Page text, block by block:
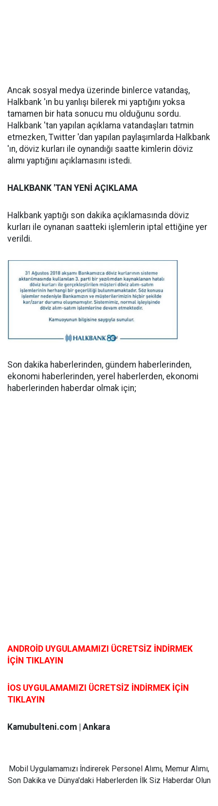
Ancak sosyal medya üzerinde binlerce vatandaş,
Halkbank 'ın bu yanlışı bilerek mi yaptığını yoksa
tamamen bir hata sonucu mu olduğunu sordu.
Halkbank 'tan yapılan açıklama vatandaşları tatmin
etmezken, Twitter 'dan yapılan paylaşımlarda Halkbank
'ın, döviz kurları ile oynandığı saatte kimlerin döviz
alımı yaptığını açıklamasını istedi.
HALKBANK 'TAN YENİ AÇIKLAMA
Halkbank yaptığı son dakika açıklamasında döviz
kurları ile oynanan saatteki işlemlerin iptal ettiğine yer
verildi.
Son dakika haberlerinden, gündem haberlerinden,
ekonomi haberlerinden, yerel haberlerden, ekonomi
haberlerinden haberdar olmak için;
ANDROİD UYGULAMAMIZI ÜCRETSİZ İNDİRMEK
İÇİN TIKLAYIN
İOS UYGULAMAMIZI ÜCRETSİZ İNDİRMEK İÇİN
TIKLAYIN
Kamubulteni.com | Ankara
Mobil Uygulamamızı İndirerek Personel Alımı, Memur Alımı,
Son Dakika ve Dünya'daki Haberlerden İlk Siz Haberdar Olun